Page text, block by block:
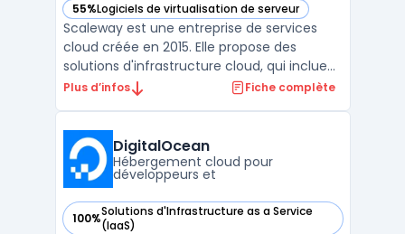
55%Logiciels de virtualisation de serveur
— voir Scaleway dans cette catégorie
Scaleway est une entreprise de services
cloud créée en 2015. Elle propose des
solutions d'infrastructure cloud, qui incluent
notamment des offres d'hébergement
offre d'instances Bare Metal, qui combine
les avantages de ...
Plus d’infos Fiche complète
DigitalOcean
Hébergement cloud pour
développeurs et
100%Solutions d'Infrastructure as a Service
(IaaS)
— voir DigitalOcean dans cette catégorie